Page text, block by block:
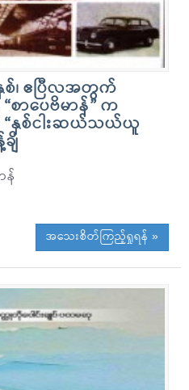
စ်၊ ဧပြီလအတွက်
စာပေဗိမာန်” က
နှစ်ငါးဆယ်သယ်ယူ
ျိ
န်
အသေးစိတ်ကြည့်ရှုရန် »